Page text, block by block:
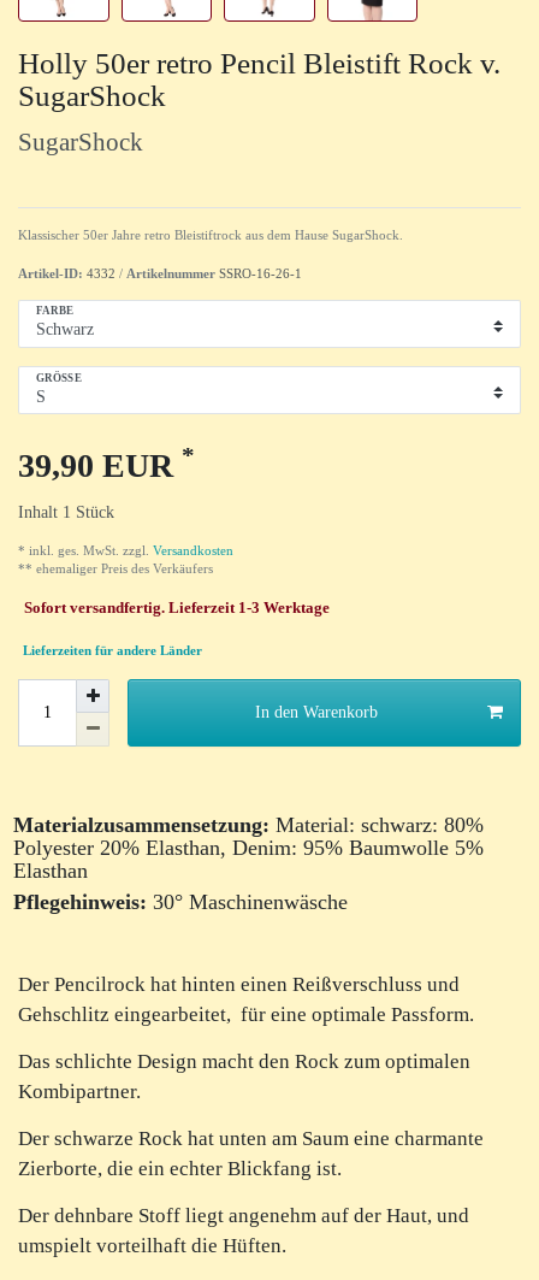
Holly 50er retro Pencil Bleistift Rock v.
SugarShock
SugarShock
Klassischer 50er Jahre retro Bleistiftrock aus dem Hause SugarShock.
Artikel-ID: 4332 / Artikelnummer SSRO-16-26-1
FARBE
GRÖSSE
39,90 EUR *
Inhalt 1 Stück
* inkl. ges. MwSt. zzgl.
Versandkosten
** ehemaliger Preis des Verkäufers
Sofort versandfertig. Lieferzeit 1-3 Werktage
Lieferzeiten für andere Länder
In den Warenkorb
Materialzusammensetzung: Material: schwarz: 80%
Polyester 20% Elasthan, Denim: 95% Baumwolle 5%
Elasthan
Pflegehinweis: 30° Maschinenwäsche
Der Pencilrock hat hinten einen Reißverschluss und
Gehschlitz eingearbeitet, für eine optimale Passform.
Das schlichte Design macht den Rock zum optimalen
Kombipartner.
Der schwarze Rock hat unten am Saum eine charmante
Zierborte, die ein echter Blickfang ist.
Der dehnbare Stoff liegt angenehm auf der Haut, und
umspielt vorteilhaft die Hüften.